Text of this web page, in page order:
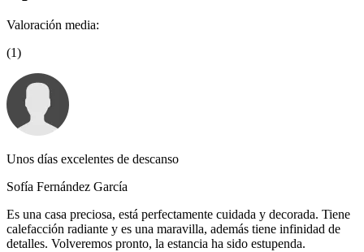
Valoración media:
(1)
Unos días excelentes de descanso
Sofía Fernández García
Es una casa preciosa, está perfectamente cuidada y decorada. Tiene
calefacción radiante y es una maravilla, además tiene infinidad de
detalles. Volveremos pronto, la estancia ha sido estupenda.